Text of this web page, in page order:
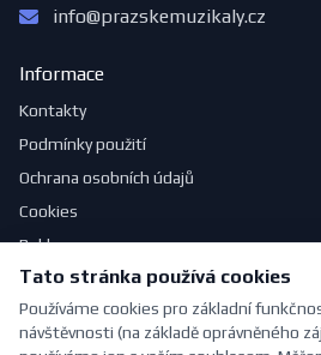
info@prazskemuzikaly.cz
Informace
Kontakty
Podmínky použití
Ochrana osobních údajů
Cookies
Reklama
Jak se obléknout do divadla
Tato stránka používá cookies
Používáme cookies pro základní
návštěvnosti (na základě oprávněného